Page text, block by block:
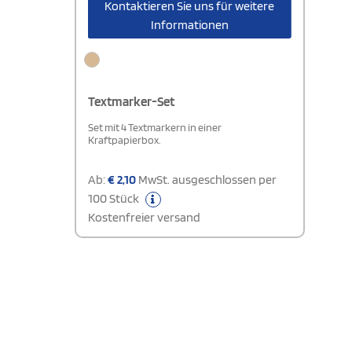
Kontaktieren Sie uns für weitere
Informationen
Textmarker-Set
Set mit 4 Textmarkern in einer
Kraftpapierbox.
Ab:€2,10MwSt. ausgeschlossen per
100 Stück
Kostenfreier versand